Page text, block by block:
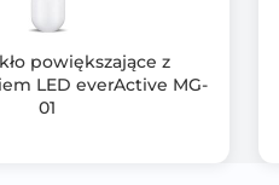
powiększające z
LED everActive MG-
01